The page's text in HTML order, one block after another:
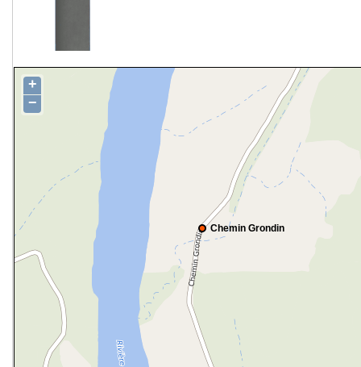
Chemin Grondin
+
−